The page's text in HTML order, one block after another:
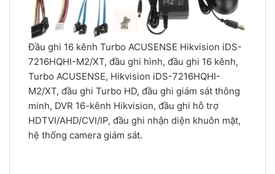
Đầu ghi 16 kênh Turbo ACUSENSE Hikvision iDS-
7216HQHI-M2/XT, đầu ghi hình, đầu ghi 16 kênh,
Turbo ACUSENSE, Hikvision iDS-7216HQHI-
M2/XT, đầu ghi Turbo HD, đầu ghi giám sát thông
minh, DVR 16-kênh Hikvision, đầu ghi hỗ trợ
HDTVI/AHD/CVI/IP, đầu ghi nhận diện khuôn mặt,
hệ thống camera giám sát.